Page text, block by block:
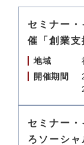
セミナー
催「創業支
地域
開催期間
セミナー
ろソーシャ